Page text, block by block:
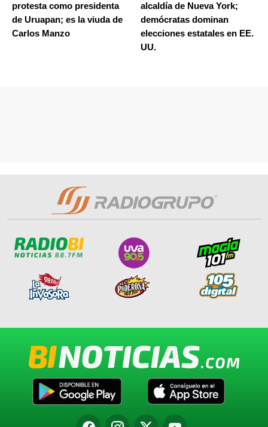
protesta como presidenta
de Uruapan; es la viuda de
Carlos Manzo
alcaldía de Nueva York;
demócratas dominan
elecciones estatales en EE.
UU.